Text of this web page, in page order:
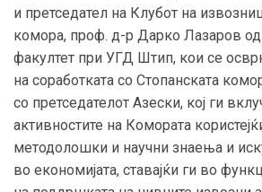
и претседател на Клубот на
комора, проф. д-р Дарко Лазаров
факултет при УГД Штип, кои се
на соработката со Стопанската
со претседателот Азески, кој ги
активностите на Комората
методолошки и научни знаења и
во економијата, ставајќи ги во